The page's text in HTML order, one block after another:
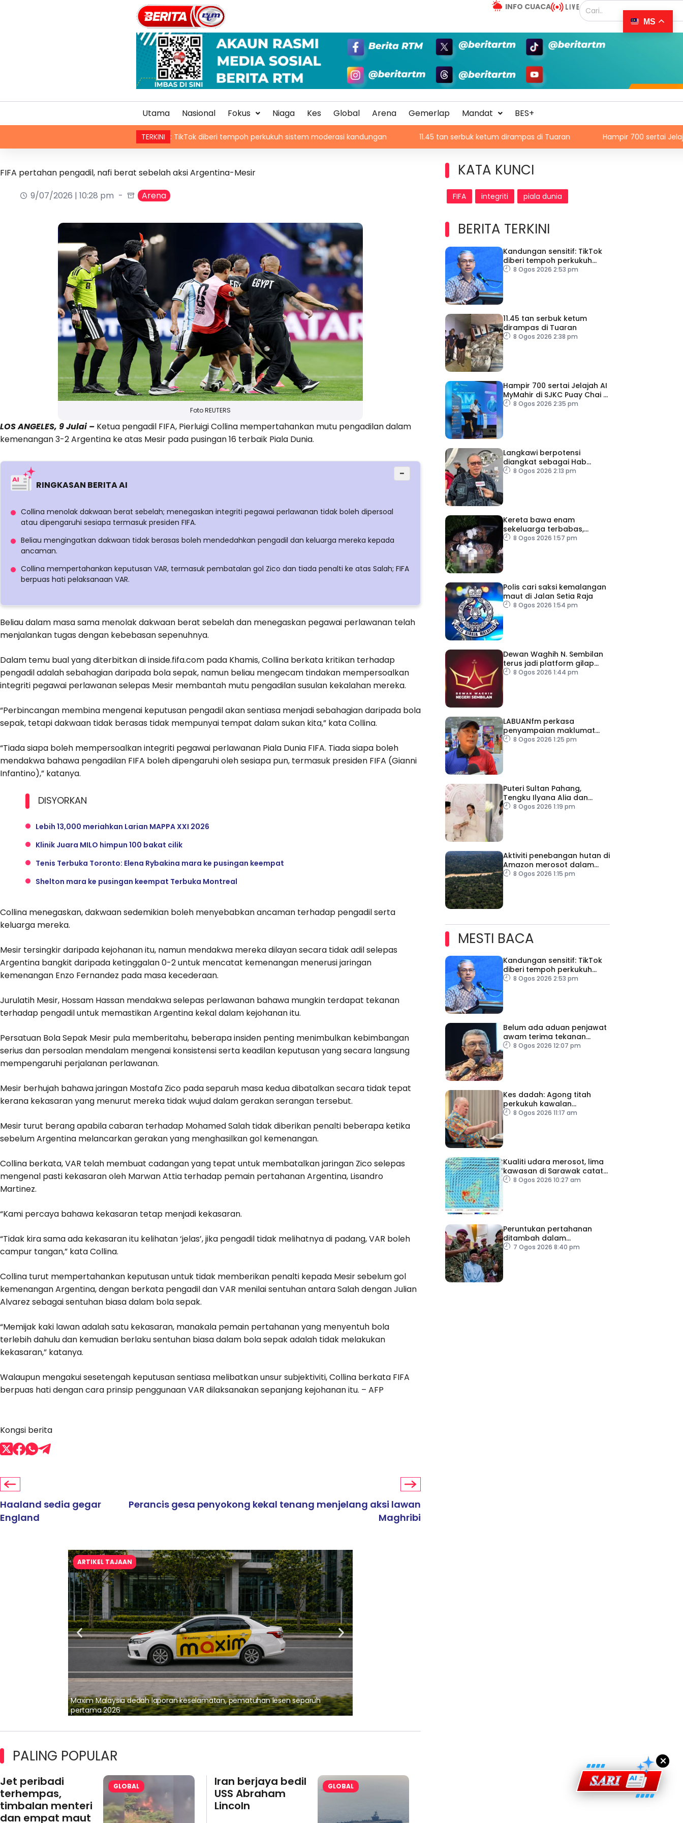
INFO CUACA
Utama Nasional Fokus Niaga Kes Global Arena Gemerlap Mandat BES+
TERKINI
Kandungan sensitif: TikTok diberi tempoh perkukuh sistem moderasi kandungan 11.45 tan serbuk ketum dirampas di Tuaran Hampir 700 sertai Jelajah AI MyMahir
FIFA pertahan pengadil, nafi berat sebelah aksi Argentina-Mesir
9/07/2026 | 10:28 pm
Arena
Foto REUTERS
LOS ANGELES, 9 Julai – Ketua pengadil FIFA, Pierluigi Collina mempertahankan mutu pengadilan dalam
kemenangan 3-2 Argentina ke atas Mesir pada pusingan 16 terbaik Piala Dunia.
RINGKASAN BERITA AI
−
Collina menolak dakwaan berat sebelah; menegaskan integriti pegawai perlawanan tidak boleh dipersoal
atau dipengaruhi sesiapa termasuk presiden FIFA.
Beliau mengingatkan dakwaan tidak berasas boleh mendedahkan pengadil dan keluarga mereka kepada
ancaman.
Collina mempertahankan keputusan VAR, termasuk pembatalan gol Zico dan tiada penalti ke atas Salah; FIFA
berpuas hati pelaksanaan VAR.
Beliau dalam masa sama menolak dakwaan berat sebelah dan menegaskan pegawai perlawanan telah
menjalankan tugas dengan kebebasan sepenuhnya.
Dalam temu bual yang diterbitkan di inside.fifa.com pada Khamis, Collina berkata kritikan terhadap
pengadil adalah sebahagian daripada bola sepak, namun beliau mengecam tindakan mempersoalkan
integriti pegawai perlawanan selepas Mesir membantah mutu pengadilan susulan kekalahan mereka.
“Perbincangan membina mengenai keputusan pengadil akan sentiasa menjadi sebahagian daripada bola
sepak, tetapi dakwaan tidak berasas tidak mempunyai tempat dalam sukan kita,” kata Collina.
“Tiada siapa boleh mempersoalkan integriti pegawai perlawanan Piala Dunia FIFA. Tiada siapa boleh
mendakwa bahawa pengadilan FIFA boleh dipengaruhi oleh sesiapa pun, termasuk presiden FIFA (Gianni
Infantino),” katanya.
DISYORKAN
Lebih 13,000 meriahkan Larian MAPPA XXI 2026
Klinik Juara MILO himpun 100 bakat cilik
Tenis Terbuka Toronto: Elena Rybakina mara ke pusingan keempat
Shelton mara ke pusingan keempat Terbuka Montreal
Collina menegaskan, dakwaan sedemikian boleh menyebabkan ancaman terhadap pengadil serta
keluarga mereka.
Mesir tersingkir daripada kejohanan itu, namun mendakwa mereka dilayan secara tidak adil selepas
Argentina bangkit daripada ketinggalan 0-2 untuk mencatat kemenangan menerusi jaringan
kemenangan Enzo Fernandez pada masa kecederaan.
Jurulatih Mesir, Hossam Hassan mendakwa selepas perlawanan bahawa mungkin terdapat tekanan
terhadap pengadil untuk memastikan Argentina kekal dalam kejohanan itu.
Persatuan Bola Sepak Mesir pula memberitahu, beberapa insiden penting menimbulkan kebimbangan
serius dan persoalan mendalam mengenai konsistensi serta keadilan keputusan yang secara langsung
mempengaruhi perjalanan perlawanan.
Mesir berhujah bahawa jaringan Mostafa Zico pada separuh masa kedua dibatalkan secara tidak tepat
kerana kekasaran yang menurut mereka tidak wujud dalam gerakan serangan tersebut.
Mesir turut berang apabila cabaran terhadap Mohamed Salah tidak diberikan penalti beberapa ketika
sebelum Argentina melancarkan gerakan yang menghasilkan gol kemenangan.
Collina berkata, VAR telah membuat cadangan yang tepat untuk membatalkan jaringan Zico selepas
mengenal pasti kekasaran oleh Marwan Attia terhadap pemain pertahanan Argentina, Lisandro
Martinez.
“Kami percaya bahawa kekasaran tetap menjadi kekasaran.
“Tidak kira sama ada kekasaran itu kelihatan ‘jelas’, jika pengadil tidak melihatnya di padang, VAR boleh
campur tangan,” kata Collina.
Collina turut mempertahankan keputusan untuk tidak memberikan penalti kepada Mesir sebelum gol
kemenangan Argentina, dengan berkata pengadil dan VAR menilai sentuhan antara Salah dengan Julian
Alvarez sebagai sentuhan biasa dalam bola sepak.
“Memijak kaki lawan adalah satu kekasaran, manakala pemain pertahanan yang menyentuh bola
terlebih dahulu dan kemudian berlaku sentuhan biasa dalam bola sepak adalah tidak melakukan
kekasaran,” katanya.
Walaupun mengakui sesetengah keputusan sentiasa melibatkan unsur subjektiviti, Collina berkata FIFA
berpuas hati dengan cara prinsip penggunaan VAR dilaksanakan sepanjang kejohanan itu. – AFP
Kongsi berita
Haaland sedia gegar
England
Perancis gesa penyokong kekal tenang menjelang aksi lawan
Maghribi
ARTIKEL TAJAAN
Maxim Malaysia dedah laporan keselamatan, pematuhan lesen separuh
pertama 2026
PALING POPULAR
Jet peribadi
terhempas,
timbalan menteri
dan empat maut
GLOBAL
Iran berjaya bedil
USS Abraham
Lincoln
GLOBAL
KATA KUNCI
FIFA integriti piala dunia
BERITA TERKINI
Kandungan sensitif: TikTok
diberi tempoh perkukuh
sistem moderasi kandungan
8 Ogos 2026 2:53 pm
11.45 tan serbuk ketum
dirampas di Tuaran
8 Ogos 2026 2:38 pm
Hampir 700 sertai Jelajah AI
MyMahir di SJKC Puay Chai 2,
terbesar setakat ini
8 Ogos 2026 2:35 pm
Langkawi berpotensi
diangkat sebagai Hab
Digital Art Nomad tahun
8 Ogos 2026 2:13 pm
Kereta bawa enam
sekeluarga terbabas,
pemandu maut
8 Ogos 2026 1:57 pm
Polis cari saksi kemalangan
maut di Jalan Setia Raja
8 Ogos 2026 1:54 pm
Dewan Waghih N. Sembilan
terus jadi platform gilap
kepimpinan belia
8 Ogos 2026 1:44 pm
LABUANfm perkasa
penyampaian maklumat
menerusi siaran luar RDL
8 Ogos 2026 1:25 pm
Puteri Sultan Pahang,
Tengku Ilyana Alia dan
pasangan selamat
8 Ogos 2026 1:19 pm
Aktiviti penebangan hutan di
Amazon merosot dalam
tempoh sedekad
8 Ogos 2026 1:15 pm
MESTI BACA
Kandungan sensitif: TikTok
diberi tempoh perkukuh
sistem moderasi kandungan
8 Ogos 2026 2:53 pm
Belum ada aduan penjawat
awam terima tekanan
daripada ahli politik
8 Ogos 2026 12:07 pm
Kes dadah: Agong titah
perkukuh kawalan
lapangan terbang, pintu
8 Ogos 2026 11:17 am
Kualiti udara merosot, lima
kawasan di Sarawak catat
IPU tidak sihat
8 Ogos 2026 10:27 am
Peruntukan pertahanan
ditambah dalam
Belanjawan 2027
7 Ogos 2026 8:40 pm
×
MS